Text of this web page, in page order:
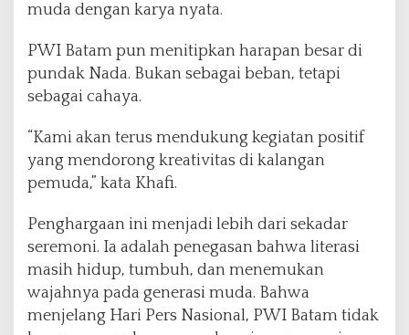
muda dengan karya nyata.
PWI Batam pun menitipkan harapan besar di
pundak Nada. Bukan sebagai beban, tetapi
sebagai cahaya.
“Kami akan terus mendukung kegiatan positif
yang mendorong kreativitas di kalangan
pemuda,” kata Khafi.
Penghargaan ini menjadi lebih dari sekadar
seremoni. Ia adalah penegasan bahwa literasi
masih hidup, tumbuh, dan menemukan
wajahnya pada generasi muda. Bahwa
menjelang Hari Pers Nasional, PWI Batam tidak